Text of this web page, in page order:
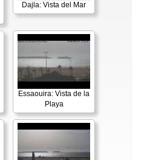
Dajla: Vista del Mar
Essaouira: Vista de la
Playa